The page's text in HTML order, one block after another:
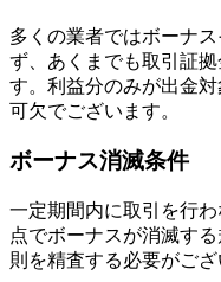
多くの業者ではボーナ
ず、あくまでも取引証
す。利益分のみが出金
可欠でございます。
ボーナス消滅条件
一定期間内に取引を行
点でボーナスが消滅す
則を精査する必要がござ